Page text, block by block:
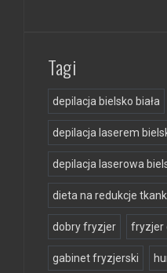
Tagi
depilacja bielsko biała
depilacja laserem
depilacja laserowa
dieta na redukcje
dobry fryzjer fryzjer
gabinet fryzjerski